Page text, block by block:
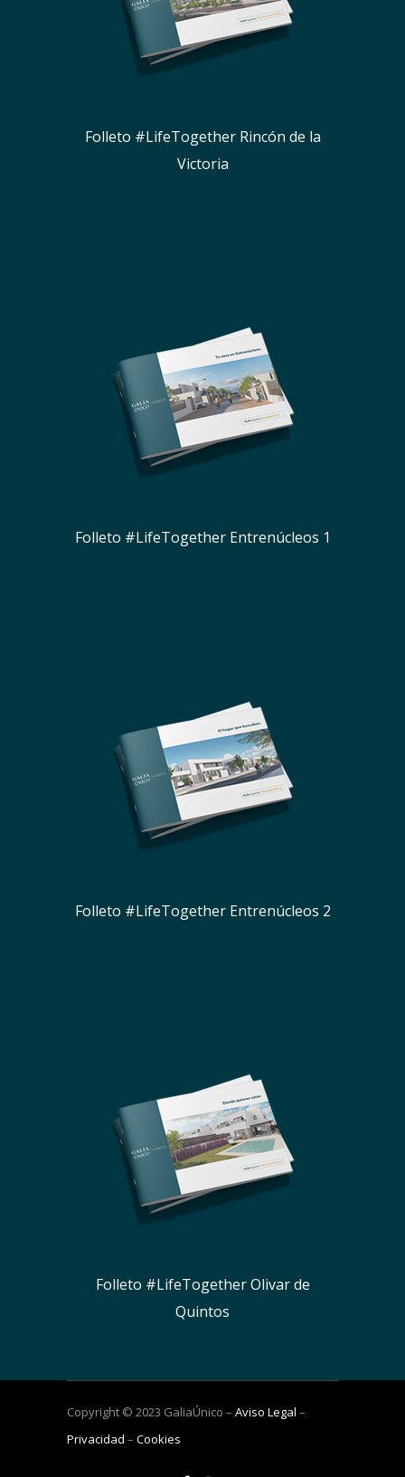
Folleto #LifeTogether Rincón de la
Victoria
Folleto #LifeTogether Entrenúcleos 1
Folleto #LifeTogether Entrenúcleos 2
Folleto #LifeTogether Olivar de
Quintos
Copyright © 2023 GaliaÚnico – Aviso Legal –
Privacidad – Cookies